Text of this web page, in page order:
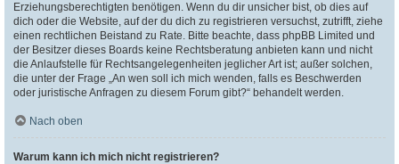
Erziehungsberechtigten benötigen. Wenn du dir unsicher bist, ob dies auf
dich oder die Website, auf der du dich zu registrieren versuchst, zutrifft, ziehe
einen rechtlichen Beistand zu Rate. Bitte beachte, dass phpBB Limited und
der Besitzer dieses Boards keine Rechtsberatung anbieten kann und nicht
die Anlaufstelle für Rechtsangelegenheiten jeglicher Art ist; außer solchen,
die unter der Frage „An wen soll ich mich wenden, falls es Beschwerden
oder juristische Anfragen zu diesem Forum gibt?“ behandelt werden.
Nach oben
Warum kann ich mich nicht registrieren?